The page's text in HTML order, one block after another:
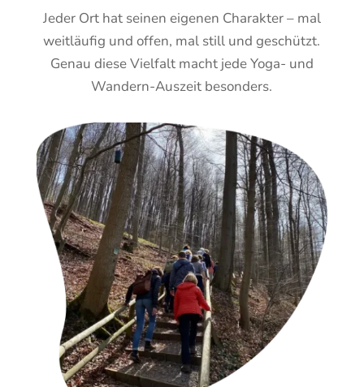
Jeder Ort hat seinen eigenen Charakter – mal
weitläufig und offen, mal still und geschützt.
Genau diese Vielfalt macht jede Yoga- und
Wandern-Auszeit besonders.